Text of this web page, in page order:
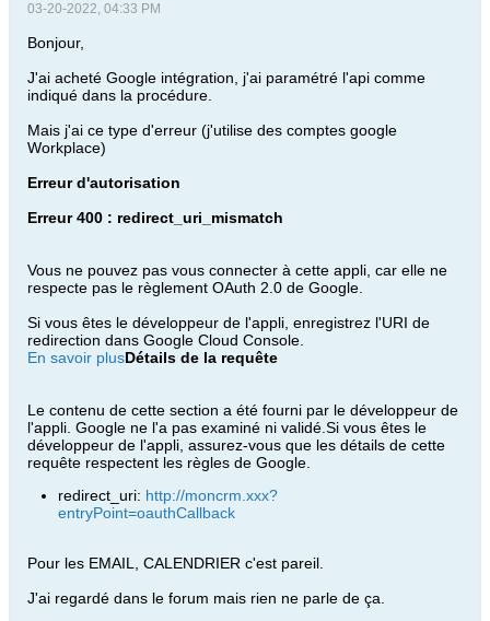
03-20-2022, 04:33 PM
Bonjour,
J'ai acheté Google intégration, j'ai paramétré l'api comme
indiqué dans la procédure.
Mais j'ai ce type d'erreur (j'utilise des comptes google
Workplace)
Erreur d'autorisation
Erreur 400 : redirect_uri_mismatch
Vous ne pouvez pas vous connecter à cette appli, car elle ne
respecte pas le règlement OAuth 2.0 de Google.
Si vous êtes le développeur de l'appli, enregistrez l'URI de
redirection dans Google Cloud Console.
En savoir plusDétails de la requête
Le contenu de cette section a été fourni par le développeur de
l'appli. Google ne l'a pas examiné ni validé.Si vous êtes le
développeur de l'appli, assurez-vous que les détails de cette
requête respectent les règles de Google.
redirect_uri: http://moncrm.xxx?
entryPoint=oauthCallback
Pour les EMAIL, CALENDRIER c'est pareil.
J'ai regardé dans le forum mais rien ne parle de ça.